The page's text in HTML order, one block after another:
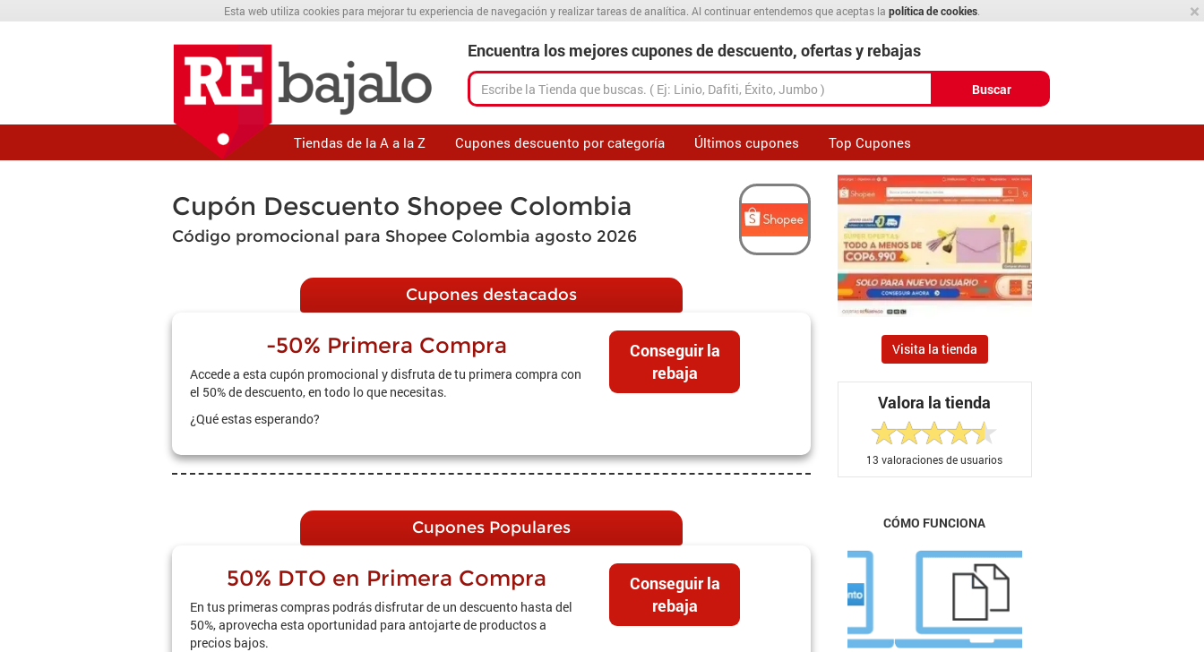
×
Esta web utiliza cookies para mejorar tu experiencia de navegación y realizar tareas de analítica. Al continuar entendemos que aceptas la política de cookies
Encuentra los mejores cupones de descuento, ofertas y rebajas
Buscar
Tiendas de la A a la Z Cupones descuento por categoría Últimos cupones Top Cupones
Cupón Descuento Shopee Colombia
Código promocional para Shopee Colombia agosto 2026
Cupones destacados
-50% Primera Compra
Accede a esta cupón promocional y disfruta de tu primera compra con
el 50% de descuento, en todo lo que necesitas.
¿Qué estas esperando?
Conseguir la
rebaja
Cupones Populares
50% DTO en Primera Compra
En tus primeras compras podrás disfrutar de un descuento hasta del
50%, aprovecha esta oportunidad para antojarte de productos a
precios bajos.
Conseguir la
rebaja
Visita la tienda
Valora la tienda
13 valoraciones de usuarios
CÓMO FUNCIONA